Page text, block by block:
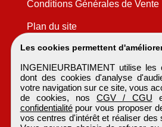
Les cookies permettent
INGENIEURBATIMENT utilise
dont des cookies d'analyse
votre navigation sur ce site, vous
de cookies, nosCGV / CGU
confidentialitépour vous proposer
vos centres d'intérêt et réaliser des
Conditions Générales de Vente
Plan du site